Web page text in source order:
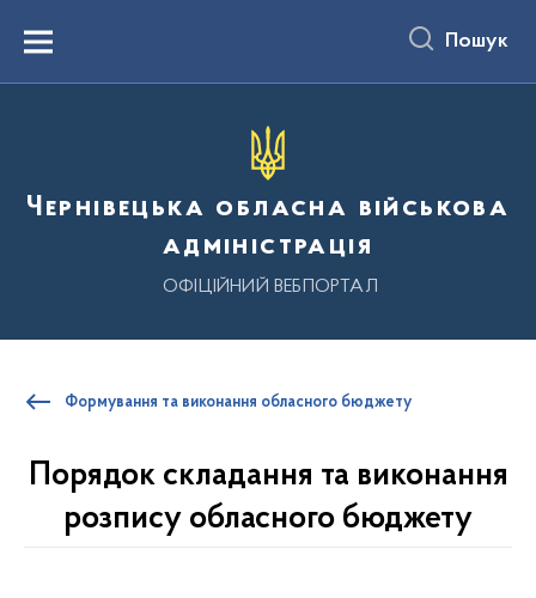
вмістуMenu Пошук
Чернівецька обласна військова
адміністрація
ОФІЦІЙНИЙ ВЕБПОРТАЛ
Формування та виконання обласного бюджету
Порядок складання та виконання
розпису обласного бюджету